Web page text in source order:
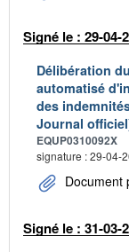
Signé le : 29-04-
Délibération
automatisé
des
Journal
EQUP0310092X
signature : 29-04-
Document
Signé le : 31-03-